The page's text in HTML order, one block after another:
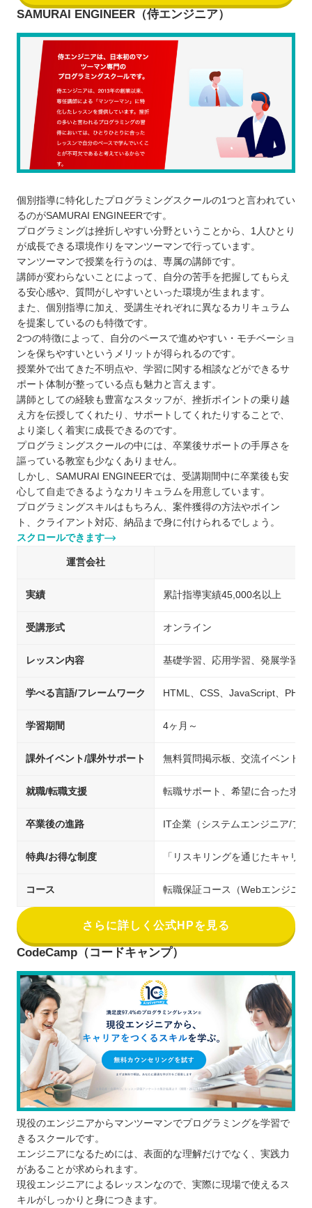
SAMURAI ENGINEER（侍エンジニア）
個別指導に特化したプログラミングスクールの1つと言われてい
るのがSAMURAI ENGINEERです。
プログラミングは挫折しやすい分野ということから、1人ひとり
が成長できる環境作りをマンツーマンで行っています。
マンツーマンで授業を行うのは、専属の講師です。
講師が変わらないことによって、自分の苦手を把握してもらえ
る安心感や、質問がしやすいといった環境が生まれます。
また、個別指導に加え、受講生それぞれに異なるカリキュラム
を提案しているのも特徴です。
2つの特徴によって、自分のペースで進めやすい・モチベーショ
ンを保ちやすいというメリットが得られるのです。
授業外で出てきた不明点や、学習に関する相談などができるサ
ポート体制が整っている点も魅力と言えます。
講師としての経験も豊富なスタッフが、挫折ポイントの乗り越
え方を伝授してくれたり、サポートしてくれたりすることで、
より楽しく着実に成長できるのです。
プログラミングスクールの中には、卒業後サポートの手厚さを
謳っている教室も少なくありません。
しかし、SAMURAI ENGINEERでは、受講期間中に卒業後も安
心して自走できるようなカリキュラムを用意しています。
プログラミングスキルはもちろん、案件獲得の方法やポイン
ト、クライアント対応、納品まで身に付けられるでしょう。
スクロールできます
運営会社
実績 累計指導実績45,000名以上
受講形式 オンライン
レッスン内容 基礎学習、応用学習、発展学習、
学べる言語/フレームワーク HTML、CSS、JavaScript、PHP
学習期間 4ヶ月～
課外イベント/課外サポート 無料質問掲示板、交流イベント
就職/転職支援 転職サポート、希望に合った求人
卒業後の進路 IT企業（システムエンジニア/プ
特典/お得な制度 「リスキリングを通じたキャリ
コース 転職保証コース（Webエンジニ
さらに詳しく公式HPを見る
CodeCamp（コードキャンプ）
現役のエンジニアからマンツーマンでプログラミングを学習で
きるスクールです。
エンジニアになるためには、表面的な理解だけでなく、実践力
があることが求められます。
現役エンジニアによるレッスンなので、実際に現場で使えるス
キルがしっかりと身につきます。